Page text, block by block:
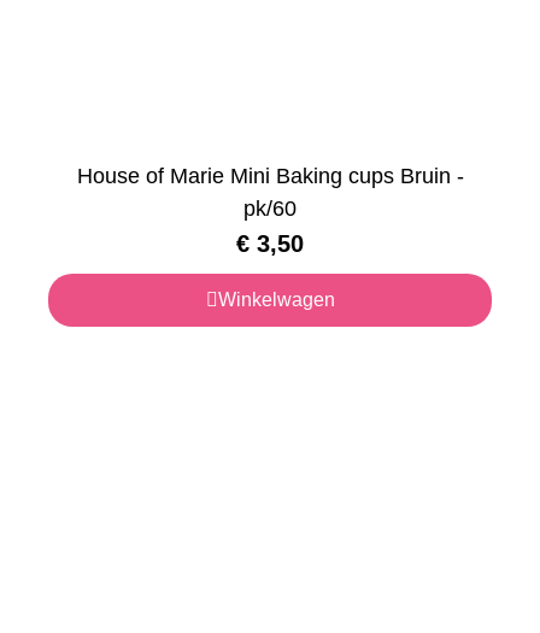
House of Marie Mini Baking cups Bruin -
pk/60
€ 3,50
Winkelwagen